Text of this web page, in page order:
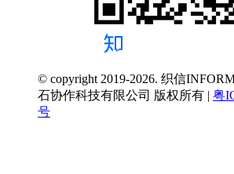
© copyright 2019-2026. 织信
石协作科技有限公司 版权所有 | 粤
号